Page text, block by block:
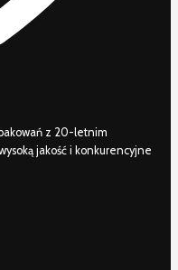
z 20-letnim
jakość i konkurencyjne